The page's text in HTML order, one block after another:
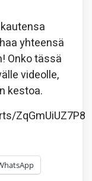
yhteensä
Onko tässä
videolle,
kestoa.
ZqGmUiUZ7P8